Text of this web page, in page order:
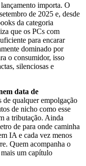
importa. O
de 2025 e, desde
da categoria
que os PCs com
para encarar
dominado por
o consumidor, isso
silenciosas e
data de
de qualquer empolgação
de nicho como esse
a tributação. Ainda
de para onde caminha
IA e cada vez menos
Quem acompanha o
um capítulo